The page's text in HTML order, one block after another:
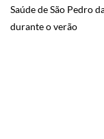
Saúde de São Pedro
durante o verão